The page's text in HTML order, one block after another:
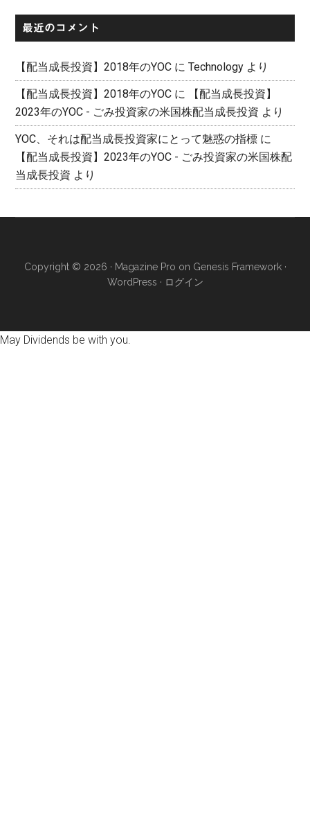
イ
ブ最近のコメント
【配当成長投資】2018年のYOC にTechnology より
【配当成長投資】2018年のYOC に
【配当成長投資】
2023年のYOC - ごみ投資家の米国株配当成長投資 より
YOC、それは配当成長投資家にとって魅惑の指標 に
【配当成長投資】2023年のYOC - ごみ投資家の米国株配
当成長投資 より
Copyright © 2026 · Magazine Pro on Genesis Framework·
WordPress · ログイン
May Dividends be with you.